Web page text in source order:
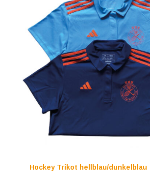
Hockey Trikot hellblau/dunkelblau